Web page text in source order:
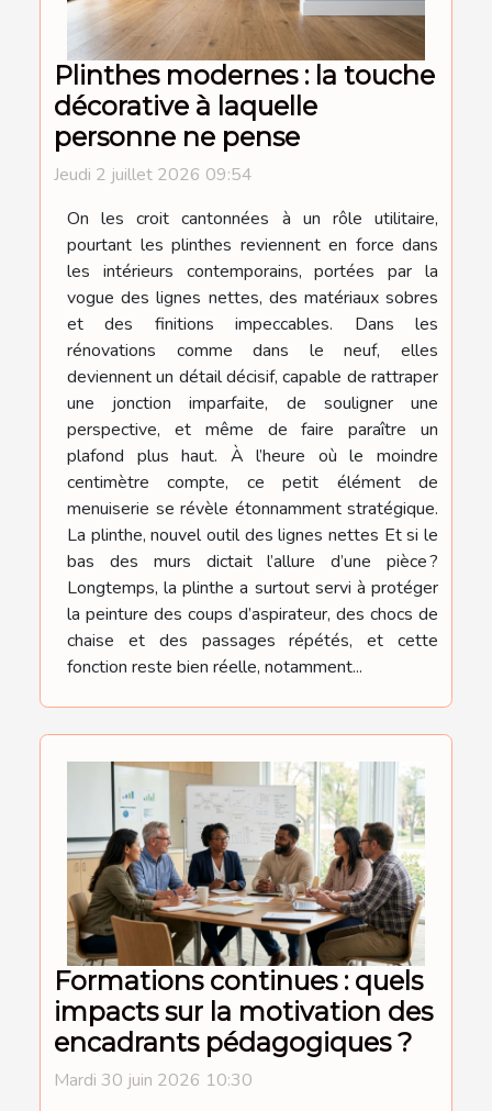
Plinthes modernes : la touche
décorative à laquelle
personne ne pense
Jeudi 2 juillet 2026 09:54
On les croit cantonnées à un rôle utilitaire,
pourtant les plinthes reviennent en force dans
les intérieurs contemporains, portées par la
vogue des lignes nettes, des matériaux sobres
et des finitions impeccables. Dans les
rénovations comme dans le neuf, elles
deviennent un détail décisif, capable de rattraper
une jonction imparfaite, de souligner une
perspective, et même de faire paraître un
plafond plus haut. À l’heure où le moindre
centimètre compte, ce petit élément de
menuiserie se révèle étonnamment stratégique.
La plinthe, nouvel outil des lignes nettes Et si le
bas des murs dictait l’allure d’une pièce ?
Longtemps, la plinthe a surtout servi à protéger
la peinture des coups d’aspirateur, des chocs de
chaise et des passages répétés, et cette
fonction reste bien réelle, notamment...
Formations continues : quels
impacts sur la motivation des
encadrants pédagogiques ?
Mardi 30 juin 2026 10:30